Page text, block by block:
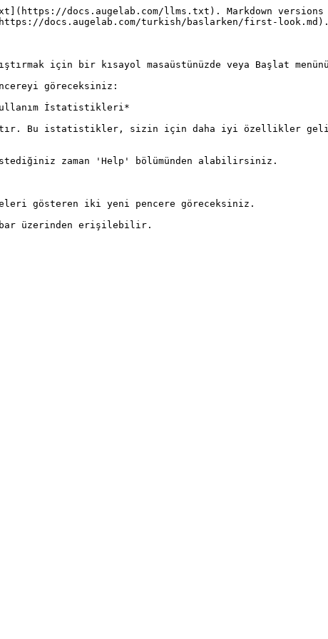
docs.augelab.com/llms.txt). Markdown versions
docs.augelab.com/turkish/baslarken/first-look.md).
için bir kısayol masaüstünüzde veya Başlat
göreceksiniz:
İstatistikleri*
Bu istatistikler, sizin için daha iyi özellikler
zaman 'Help' bölümünden alabilirsiniz.
gösteren iki yeni pencere göreceksiniz.